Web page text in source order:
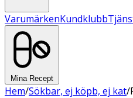
VarumärkenKundklubb
Mina Recept
Hem/Sökbar, ej köpb, ej kat/